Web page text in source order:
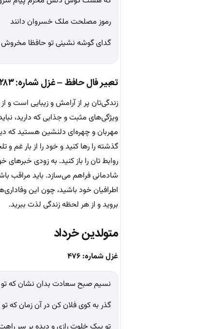
رموز مصلحت ملک خسروان دانند
گدای گوشه نشینی تو حافظا مخروش
تعبیر فال حافظ – غزل شماره: ۲۸۳
زندگی‌تان پر از آرامش و زیبایی است و
ویژگی‌های مثبت و جذابی که دارید،
مهربان و چهره‌ای دلنشین هستید که
گذشته را رها کنید و خود را از بار
روابط تان را باز کنید. به زودی
شادمانی فراهم می‌سازد. باید مراقب
اطرافیان خود باشید، چون این
بروید و از هر لحظه زندگی لذت ببرید.
متولدین خرداد
غزل شماره: ۴۷۶
نسیم صبح سعادت بدان نشان که تو
گذر به کوی فلان کن در آن زمان که تو